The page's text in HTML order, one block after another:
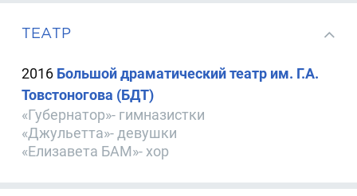
ТЕАТР
2016 Большой драматический театр им. Г.А.
Товстоногова (БДТ)
«Губернатор»- гимназистки
«Джульетта»- девушки
«Елизавета БАМ»- хор